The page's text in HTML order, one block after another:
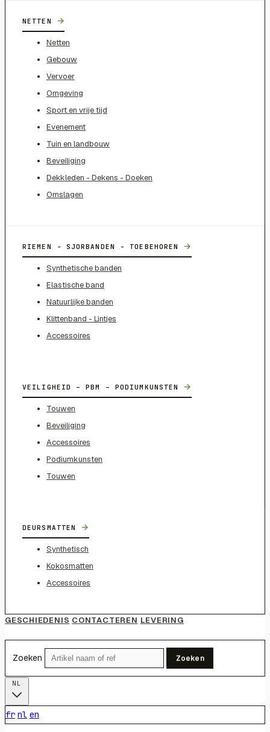
NETTEN →
Netten
Gebouw
Vervoer
Omgeving
Sport en vrije tijd
Evenement
Tuin en landbouw
Beveiliging
Dekkleden - Dekens - Doeken
Omslagen
RIEMEN - SJORBANDEN - TOEBEHOREN →
Synthetische banden
Elastische band
Natuurlijke banden
Klittenband - Lintjes
Accessoires
VEILIGHEID – PBM – PODIUMKUNSTEN →
Touwen
Beveiliging
Accessoires
Podiumkunsten
Touwen
DEURSMATTEN →
Synthetisch
Kokosmatten
Accessoires
GESCHIEDENIS CONTACTEREN LEVERING
Zoeken Zoeken
fr nl en